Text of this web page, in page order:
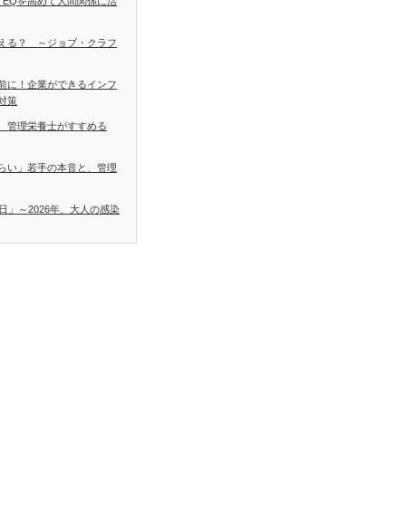
る？ ～ジョブ・クラフ
に！企業ができるインフ
策
理栄養士がすすめる
い」若手の本音と、管理
」～2026年、大人の感染